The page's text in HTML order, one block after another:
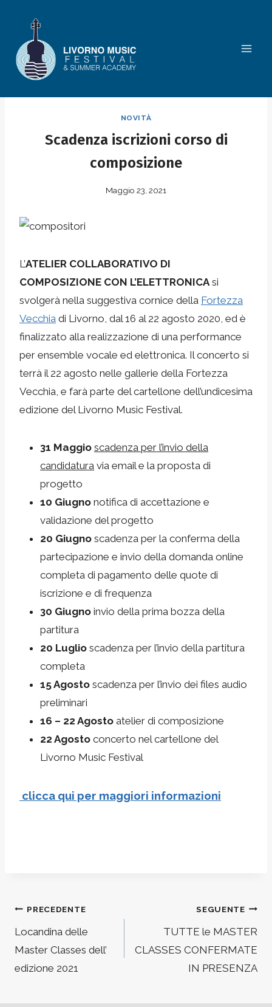
contenuto
NOVITÀ
Scadenza iscrizioni corso di
composizione
Maggio 23, 2021
L’ATELIER COLLABORATIVO DI
COMPOSIZIONE CON L’ELETTRONICA si
svolgerà nella suggestiva cornice della Fortezza
Vecchia di Livorno, dal 16 al 22 agosto 2020, ed è
finalizzato alla realizzazione di una performance
per ensemble vocale ed elettronica. Il concerto si
terrà il 22 agosto nelle gallerie della Fortezza
Vecchia, e farà parte del cartellone dell’undicesima
edizione del Livorno Music Festival.
31 Maggio scadenza per l’invio della
candidatura via email e la proposta di
progetto
10 Giugno notifica di accettazione e
validazione del progetto
20 Giugno scadenza per la conferma della
partecipazione e invio della domanda online
completa di pagamento delle quote di
iscrizione e di frequenza
30 Giugno invio della prima bozza della
partitura
20 Luglio scadenza per l’invio della partitura
completa
15 Agosto scadenza per l’invio dei files audio
preliminari
16 – 22 Agosto atelier di composizione
22 Agosto concerto nel cartellone del
Livorno Music Festival
clicca qui per maggiori informazioni
Navigazione
articoli
PRECEDENTE
Locandina delle
Master Classes dell’
edizione 2021
SEGUENTE
TUTTE le MASTER
CLASSES CONFERMATE
IN PRESENZA